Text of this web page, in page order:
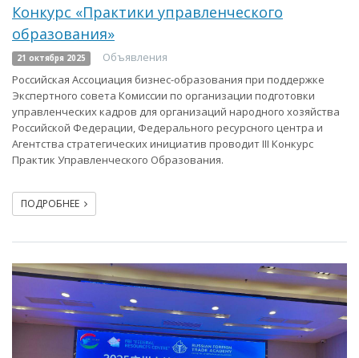
Конкурс «Практики управленческого
образования»
21 октября 2025
Объявления
Российская Ассоциация бизнес-образования при поддержке
Экспертного совета Комиссии по организации подготовки
управленческих кадров для организаций народного хозяйства
Российской Федерации, Федерального ресурсного центра и
Агентства стратегических инициатив проводит III Конкурс
Практик Управленческого Образования.
ПОДРОБНЕЕ